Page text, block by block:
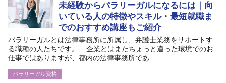
未経験からパラリーガルになるには｜向
いている人の特徴やスキル・最短就職ま
でのおすすめ講座もご紹介
パラリーガルとは法律事務所に所属し、弁護士業務をサポートす
る職種の人たちです。 企業とはまたちょっと違った環境でのお
仕事ではありますが、都内の法律事務所であ ...
パラリーガル資格